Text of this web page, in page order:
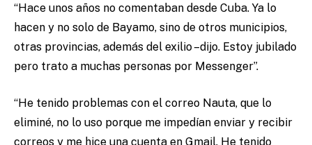
“Hace unos años no comentaban desde Cuba. Ya lo
hacen y no solo de Bayamo, sino de otros municipios,
otras provincias, además del exilio –dijo. Estoy jubilado
pero trato a muchas personas por Messenger”.
“He tenido problemas con el correo Nauta, que lo
eliminé, no lo uso porque me impedían enviar y recibir
correos y me hice una cuenta en Gmail. He tenido